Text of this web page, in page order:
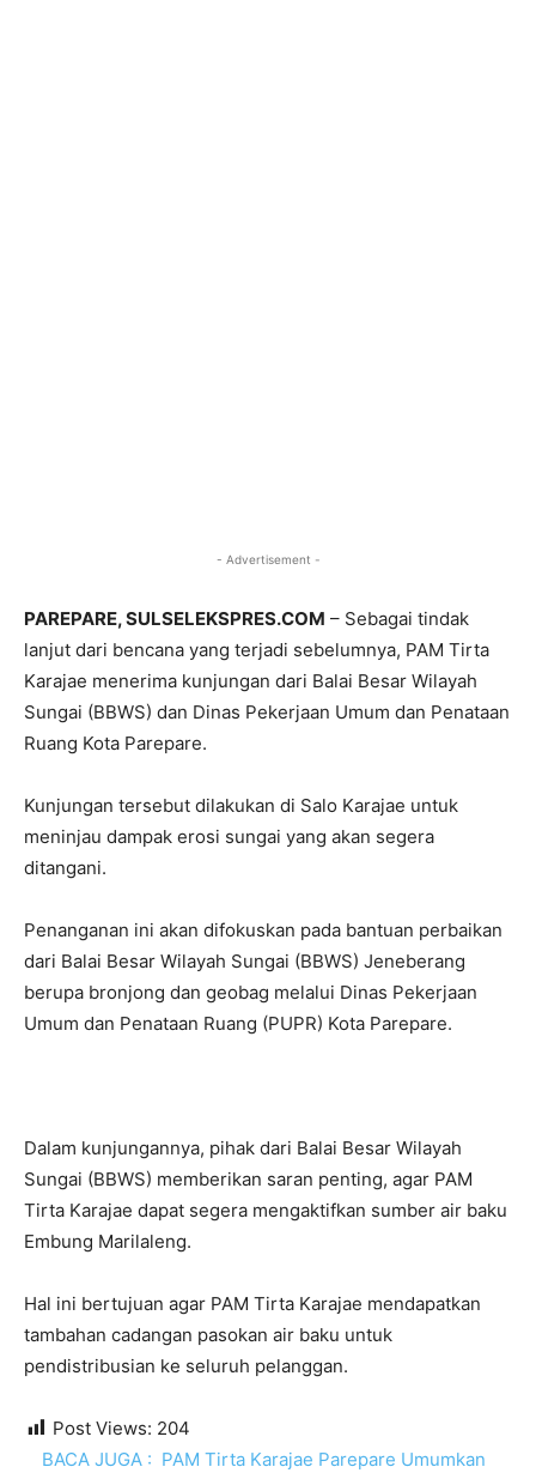
- Advertisement -
PAREPARE, SULSELEKSPRES.COM – Sebagai tindak
lanjut dari bencana yang terjadi sebelumnya, PAM Tirta
Karajae menerima kunjungan dari Balai Besar Wilayah
Sungai (BBWS) dan Dinas Pekerjaan Umum dan Penataan
Ruang Kota Parepare.
Kunjungan tersebut dilakukan di Salo Karajae untuk
meninjau dampak erosi sungai yang akan segera
ditangani.
Penanganan ini akan difokuskan pada bantuan perbaikan
dari Balai Besar Wilayah Sungai (BBWS) Jeneberang
berupa bronjong dan geobag melalui Dinas Pekerjaan
Umum dan Penataan Ruang (PUPR) Kota Parepare.
Dalam kunjungannya, pihak dari Balai Besar Wilayah
Sungai (BBWS) memberikan saran penting, agar PAM
Tirta Karajae dapat segera mengaktifkan sumber air baku
Embung Marilaleng.
Hal ini bertujuan agar PAM Tirta Karajae mendapatkan
tambahan cadangan pasokan air baku untuk
pendistribusian ke seluruh pelanggan.
Post Views: 204
BACA JUGA : PAM Tirta Karajae Parepare Umumkan